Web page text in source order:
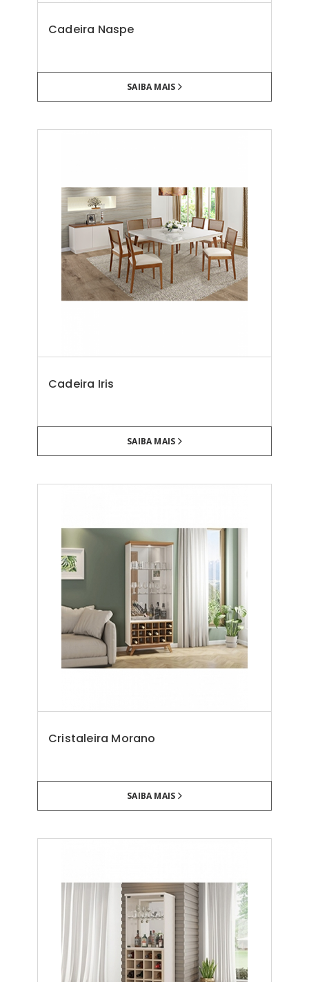
Cadeira Naspe
SAIBA MAIS
Cadeira Iris
SAIBA MAIS
Cristaleira Morano
SAIBA MAIS